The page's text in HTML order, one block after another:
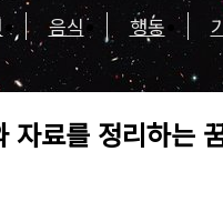
음식 행동
자료를 정리하는